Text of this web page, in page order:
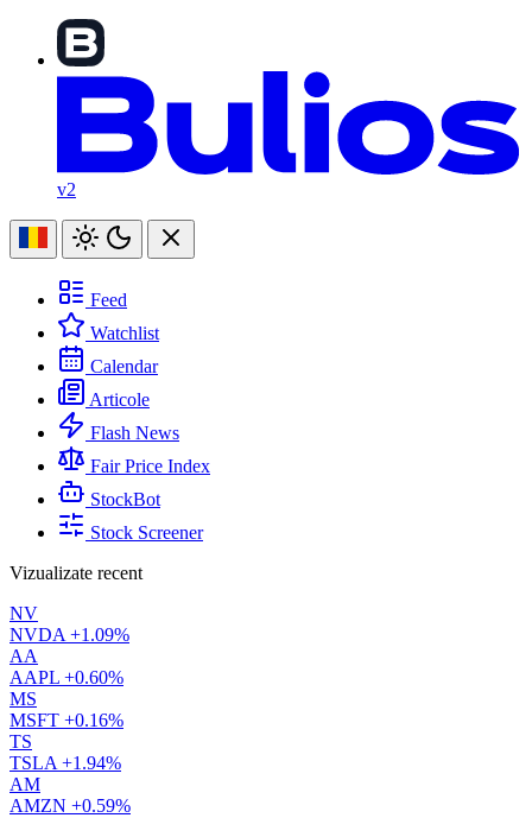
v2
Feed
Watchlist
Calendar
Articole
Flash News
Fair Price Index
StockBot
Stock Screener
Vizualizate recent
NV
NVDA +1.09%
AA
AAPL +0.60%
MS
MSFT +0.16%
TS
TSLA +1.94%
AM
AMZN +0.59%